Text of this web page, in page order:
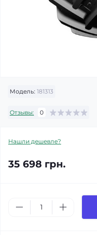
Модель: 181313
Отзывы: 0
Нашли дешевле?
35 698 грн.